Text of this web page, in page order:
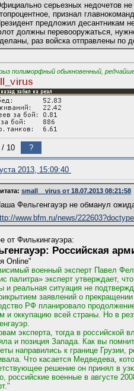
серьезных недочетов не
признал
предложил десантникам
должны перевооружаться,
раз войска отправлены по
полиморфный обыкновенный,
/ 10 ?
2013, 15:09:40
small__virus от 18.07.2013 08:21:58
Фельгенгауэр не обманул
www.bfm.ru/news/
от Филькингауэра:
Российская
Online"
военный эксперт Павел
палитра» эксперт утверждает,
и реальная ситуация не
заявлений о
РФ планировало
и оккупацию всей страны. Но в
эксперта, тогда в российской
и позиция Запада. Как вы
направились к границе
Что касается Медведева,
решение он принял в
российские военные в августе